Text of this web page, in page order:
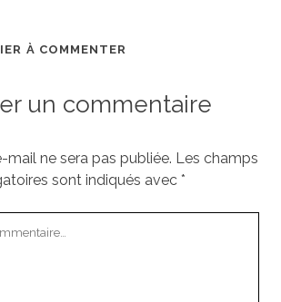
À COMMENTER
un commentaire
mail ne sera pas publiée. Les champs
sont indiqués avec *